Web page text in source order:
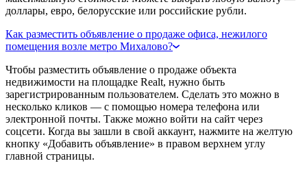
доллары, евро, белорусские или российские рубли.
Как разместить объявление о продаже офиса, нежилого
помещения возле метро Михалово?
Чтобы разместить объявление о продаже объекта
недвижимости на площадке Realt, нужно быть
зарегистрированным пользователем. Сделать это можно в
несколько кликов — с помощью номера телефона или
электронной почты. Также можно войти на сайт через
соцсети. Когда вы зашли в свой аккаунт, нажмите на желтую
кнопку «Добавить объявление» в правом верхнем углу
главной страницы.